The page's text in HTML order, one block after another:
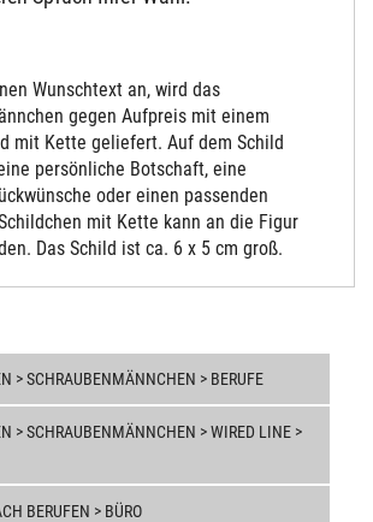
Wunschtext an, wird das
gegen Aufpreis mit einem
mit Kette geliefert. Auf dem Schild
persönliche Botschaft, eine
oder einen passenden
mit Kette kann an die Figur
Das Schild ist ca. 6 x 5 cm groß.
> SCHRAUBENMÄNNCHEN > BERUFE
> SCHRAUBENMÄNNCHEN > WIRED LINE >
BERUFEN > BÜRO